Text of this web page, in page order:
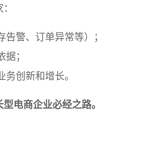
警、订单异常等）；
；
创新和增长。
电商企业必经之路。